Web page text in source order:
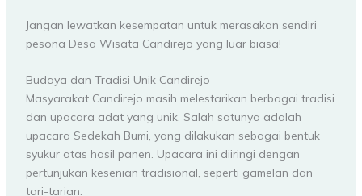
Jangan lewatkan kesempatan untuk merasakan sendiri
pesona Desa Wisata Candirejo yang luar biasa!
Budaya dan Tradisi Unik Candirejo
Masyarakat Candirejo masih melestarikan berbagai tradisi
dan upacara adat yang unik. Salah satunya adalah
upacara Sedekah Bumi, yang dilakukan sebagai bentuk
syukur atas hasil panen. Upacara ini diiringi dengan
pertunjukan kesenian tradisional, seperti gamelan dan
tari-tarian.